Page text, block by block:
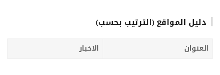
دليل المواقع (الترتيب بحسب)
العنوان الاخبار